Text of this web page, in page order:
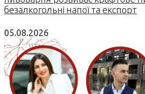
безалкогольні напої та експорт
05.08.2026